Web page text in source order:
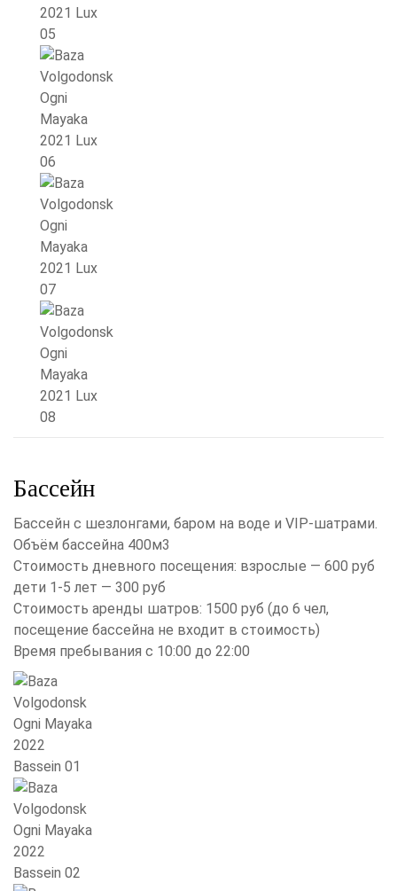
Бассейн
Бассейн с шезлонгами, баром на воде и VIP-шатрами.
Объём бассейна 400м3
Стоимость дневного посещения: взрослые — 600 руб
дети 1-5 лет — 300 руб
Стоимость аренды шатров: 1500 руб (до 6 чел,
посещение бассейна не входит в стоимость)
Время пребывания с 10:00 до 22:00